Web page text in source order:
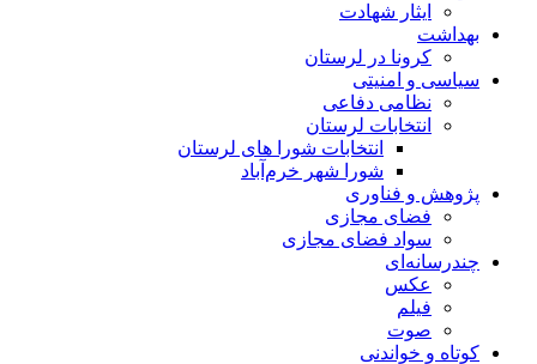
ایثار شهادت
بهداشت
کرونا در لرستان
سیاسی و امنیتی
نظامی دفاعی
انتخابات لرستان
انتخابات شورا های لرستان
شورا شهر خرم‌آباد
پژوهش و فناوری
فضای مجازی
سواد فضای مجازی
چندرسانه‌ای
عكس
فیلم
صوت
کوتاه و خواندنی